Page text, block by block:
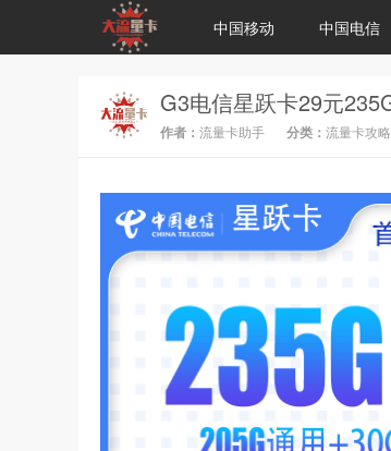
中国移动 中国电信
作者： 流量卡助手 分类： 流量卡攻略